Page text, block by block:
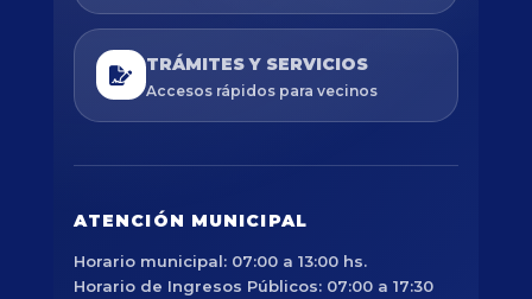
TRÁMITES Y SERVICIOS
Accesos rápidos para vecinos
ATENCIÓN MUNICIPAL
Horario municipal: 07:00 a 13:00 hs.
Horario de Ingresos Públicos: 07:00 a 17:30